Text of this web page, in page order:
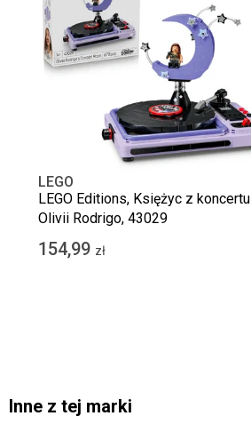
LEGO
LEGO Editions, Księżyc z koncertu
Olivii Rodrigo, 43029
154,99 zł
Inne z tej marki